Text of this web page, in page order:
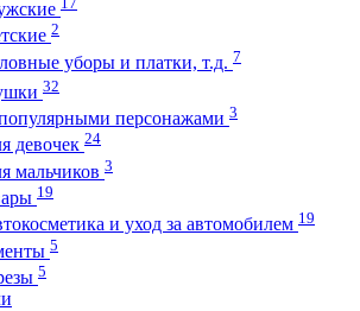
2
уборы и платки, т.д. 7
32
персонажами 3
девочек 24
мальчиков 3
19
и уход за автомобилем 19
5
5